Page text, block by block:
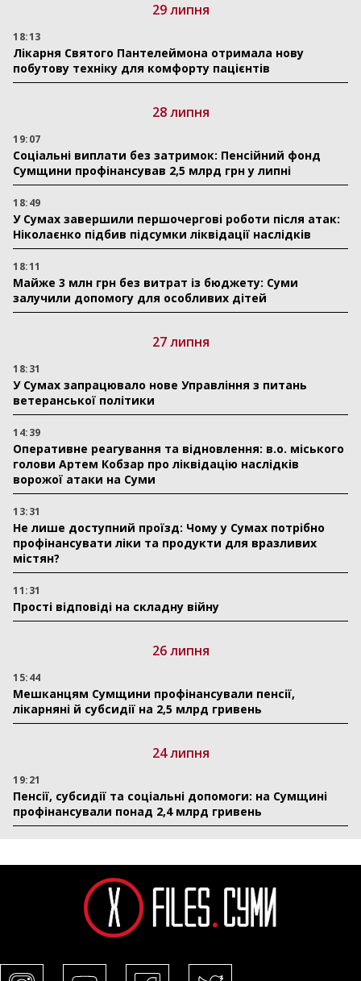
29 липня
18:13
Лікарня Святого Пантелеймона отримала нову
побутову техніку для комфорту пацієнтів
28 липня
19:07
Соціальні виплати без затримок: Пенсійний фонд
Сумщини профінансував 2,5 млрд грн у липні
18:49
У Сумах завершили першочергові роботи після атак:
Ніколаєнко підбив підсумки ліквідації наслідків
18:11
Майже 3 млн грн без витрат із бюджету: Суми
залучили допомогу для особливих дітей
27 липня
18:31
У Сумах запрацювало нове Управління з питань
ветеранської політики
14:39
Оперативне реагування та відновлення: в.о. міського
голови Артем Кобзар про ліквідацію наслідків
ворожої атаки на Суми
13:31
Не лише доступний проїзд: Чому у Сумах потрібно
профінансувати ліки та продукти для вразливих
містян?
11:31
Прості відповіді на складну війну
26 липня
15:44
Мешканцям Сумщини профінансували пенсії,
лікарняні й субсидії на 2,5 млрд гривень
24 липня
19:21
Пенсії, субсидії та соціальні допомоги: на Сумщині
профінансували понад 2,4 млрд гривень